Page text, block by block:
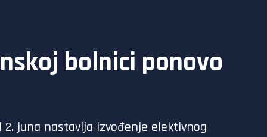
bolnici ponovo
juna nastavlja izvođenje elektivnog